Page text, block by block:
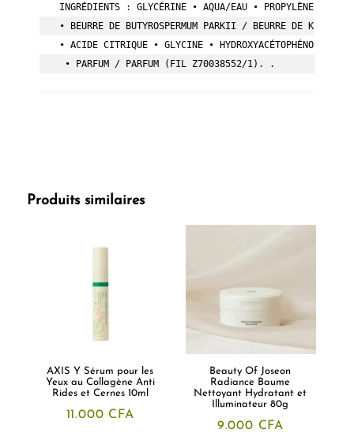
INGRÉDIENTS : GLYCÉRINE • AQUA/EAU • PROPYLÈNE
• BEURRE DE BUTYROSPERMUM PARKII / BEURRE DE
• ACIDE CITRIQUE • GLYCINE • HYDROXYACÉTOPHÉNONE •
• PARFUM / PARFUM (FIL Z70038552/1). .
Produits similaires
AXIS Y Sérum pour les
Yeux au Collagène Anti
Rides et Cernes 10ml
11.000 CFA
Beauty Of Joseon
Radiance Baume
Nettoyant Hydratant et
Illuminateur 80g
9.000 CFA